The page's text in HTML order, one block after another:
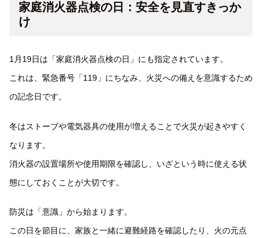
家庭消火器点検の日：安全を見直すきっか
け
1月19日は「家庭消火器点検の日」にも指定されています。
これは、緊急番号「119」にちなみ、火災への備えを意識するため
の記念日です。
冬はストーブや電気器具の使用が増えることで火災が起きやすく
なります。
消火器の設置場所や使用期限を確認し、いざという時に使える状
態にしておくことが大切です。
防災は「意識」から始まります。
この日を節目に、家族と一緒に避難経路を確認したり、火の元点